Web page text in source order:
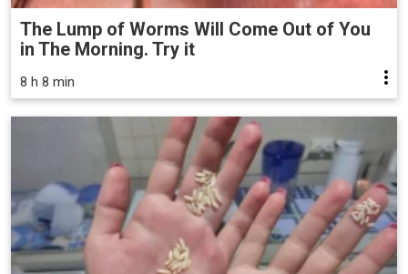
The Lump of Worms Will Come Out of You
in The Morning. Try it
8 h 8 min